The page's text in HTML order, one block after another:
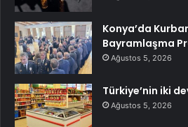
Konya’da
Bayramlaşma
Ağustos 5, 2026
Türkiye’nin iki
Ağustos 5, 2026